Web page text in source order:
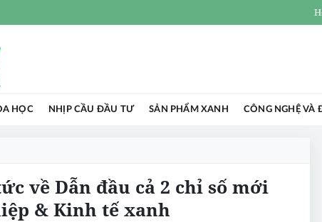
HỌC NHỊP CẦU ĐẦU TƯ SẢN PHẨM XANH CÔNG NGHỆ VÀ
về Dẫn đầu cả 2 chỉ số mới
& Kinh tế xanh